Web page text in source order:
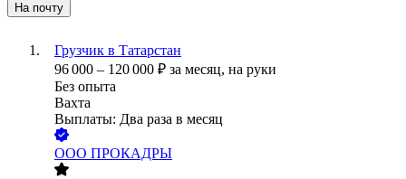
На почту
Грузчик в Татарстан
96 000 – 120 000 ₽ за месяц, на руки
Без опыта
Вахта
Выплаты: Два раза в месяц
ООО ПРОКАДРЫ